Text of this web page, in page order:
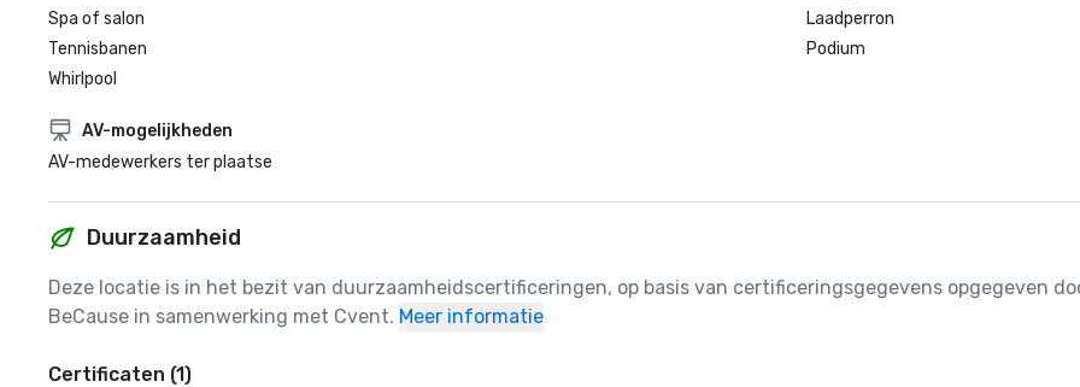
Spa of salon
Tennisbanen
Whirlpool
Laadperron
Podium
AV-mogelijkheden
AV-medewerkers ter plaatse
Duurzaamheid
Deze locatie is in het bezit van duurzaamheidscertificeringen, op basis van certificeringsgegevens opgegeven
BeCause in samenwerking met Cvent. Meer informatie
Certificaten (1)